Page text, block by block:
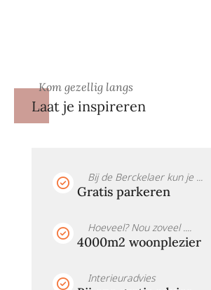
Kom gezellig langs
Laat je inspireren
Bij de Berckelaer kun je ...
Gratis parkeren
Hoeveel? Nou zoveel ....
4000m2 woonplezier
Interieuradvies